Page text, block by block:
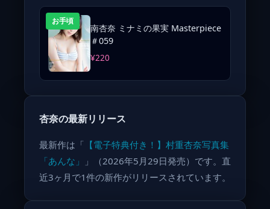
お手頃
南杏奈 ミナミの果実 Masterpiece
＃059
¥220
杏奈の最新リリース
最新作は「 【電子特典付き！】村重杏奈写真集
「あんな」
」（2026年5月29日発売）です。直
近3ヶ月で1件の新作がリリースされています。